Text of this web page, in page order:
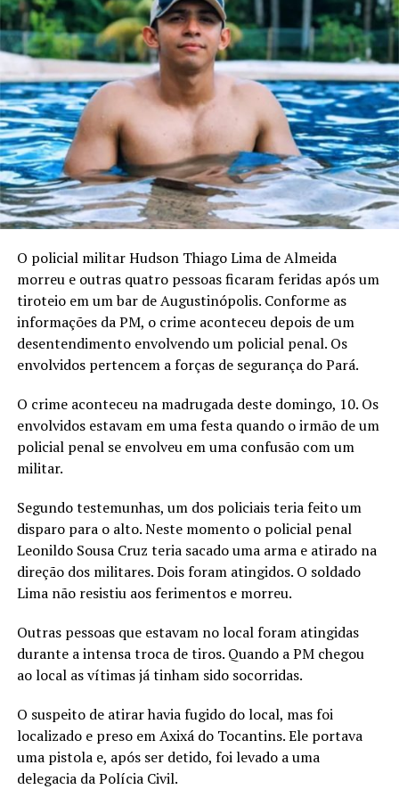
O policial militar Hudson Thiago Lima de Almeida
morreu e outras quatro pessoas ficaram feridas após um
tiroteio em um bar de Augustinópolis. Conforme as
informações da PM, o crime aconteceu depois de um
desentendimento envolvendo um policial penal. Os
envolvidos pertencem a forças de segurança do Pará.
O crime aconteceu na madrugada deste domingo, 10. Os
envolvidos estavam em uma festa quando o irmão de um
policial penal se envolveu em uma confusão com um
militar.
Segundo testemunhas, um dos policiais teria feito um
disparo para o alto. Neste momento o policial penal
Leonildo Sousa Cruz teria sacado uma arma e atirado na
direção dos militares. Dois foram atingidos. O soldado
Lima não resistiu aos ferimentos e morreu.
Outras pessoas que estavam no local foram atingidas
durante a intensa troca de tiros. Quando a PM chegou
ao local as vítimas já tinham sido socorridas.
O suspeito de atirar havia fugido do local, mas foi
localizado e preso em Axixá do Tocantins. Ele portava
uma pistola e, após ser detido, foi levado a uma
delegacia da Polícia Civil.